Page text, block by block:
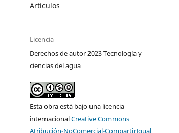
Artículos
Licencia
Derechos de autor 2023 Tecnología y
ciencias del agua
Esta obra está bajo una licencia
internacionalCreative Commons
Atribución-NoComercial-CompartirIgual